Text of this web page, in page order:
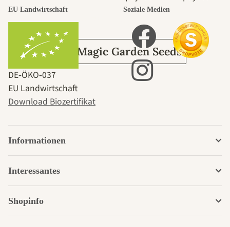
Garten
Über Magic Garden Seeds
EU Landwirtschaft
DE‑ÖKO‑037
EU Landwirtschaft
Download Biozertifikat
Soziale Medien
Informationen
Interessantes
Shopinfo